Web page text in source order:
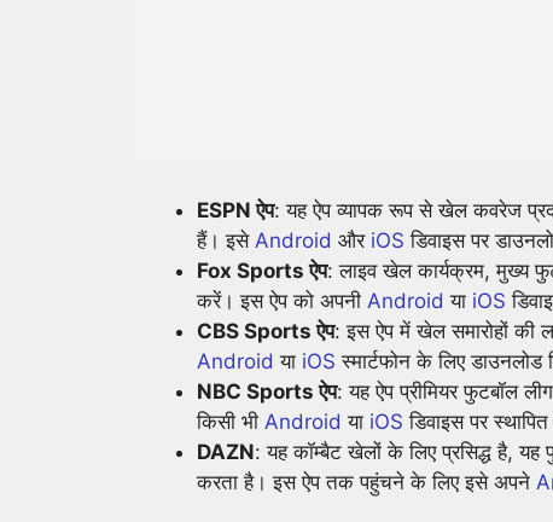
ESPN ऐप: यह ऐप व्यापक रूप से खेल कवरेज
हैं। इसे Android और iOS डिवाइस पर
Fox Sports ऐप: लाइव खेल कार्यक्रम, मुख्य
करें। इस ऐप को अपनी Android या iOS
CBS Sports ऐप: इस ऐप में खेल समारोहों की
Android या iOS स्मार्टफोन के लिए
NBC Sports ऐप: यह ऐप प्रीमियर फुटबॉल
किसी भी Android या iOS डिवाइस पर
DAZN: यह कॉम्बैट खेलों के लिए प्रसिद्ध है, यह
करता है। इस ऐप तक पहुंचने के लिए इसे अपने